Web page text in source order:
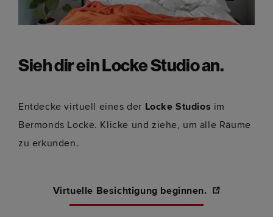
Sieh dir ein Locke Studio an.
Entdecke virtuell eines der Locke Studios im
Bermonds Locke. Klicke und ziehe, um alle Räume
zu erkunden.
Virtuelle Besichtigung beginnen.